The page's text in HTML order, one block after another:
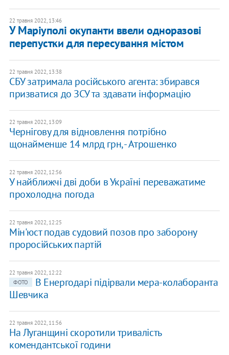
22 травня 2022, 13:46
У Маріуполі окупанти ввели одноразові
перепустки для пересування містом
22 травня 2022, 13:38
СБУ затримала російського агента: збирався
призватися до ЗСУ та здавати інформацію
22 травня 2022, 13:09
Чернігову для відновлення потрібно
щонайменше 14 млрд грн, - Атрошенко
22 травня 2022, 12:56
У найближчі дві доби в Україні переважатиме
прохолодна погода
22 травня 2022, 12:25
Мін'юст подав судовий позов про заборону
проросійських партій
22 травня 2022, 12:22
ФОТО
В Енергодарі підірвали мера-колаборанта
Шевчика
22 травня 2022, 11:56
На Луганщині скоротили тривалість
комендантської години